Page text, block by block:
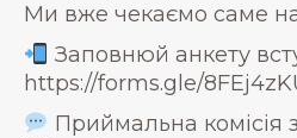
Ми вже чекаємо саме
Заповнюй анкету
https://forms.gle/
Приймальна комісія